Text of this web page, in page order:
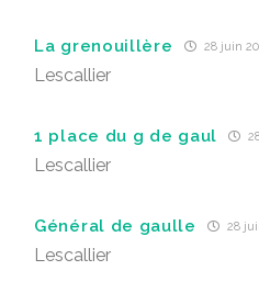
La grenouillère 28 juin
Lescallier
1 place du g de gaul
Lescallier
Général de gaulle 28
Lescallier